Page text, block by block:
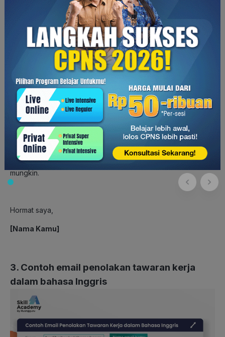
hrd@perusahaanA.com
Penolakan Tawaran Posisi Sales Manager di
Perusahaan A
[Nama Perusahaan]
Terima kasih atas tawaran Bapak/Ibu untuk[Posisi]
[Nama Perusahaan]. Saya sangat menghargai usaha dan
pertimbangan Bapak/Ibu atas tawaran ini.
Namun, saya tidak bisa menerima tawaran tersebut. Karena
pada saat ini saya sudah bekerja di perusahaan lain dan
bertanggung jawab atas posisi saya. Saya harap Bapak/Ibu
dapat menemukan kandidat yang Bapak/Ibu cari sesegera
mungkin.
Hormat saya,
[Nama Kamu]
3. Contoh email penolakan tawaran kerja
dalam bahasa Inggris